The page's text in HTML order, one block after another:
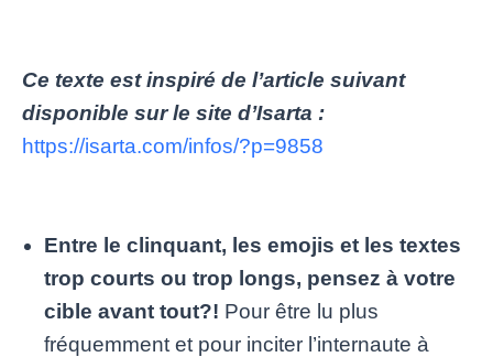
Ce texte est inspiré de l’article suivant
disponible sur le site d’Isarta :
https://isarta.com/infos/?p=9858
Entre le clinquant, les emojis et les textes
trop courts ou trop longs, pensez à votre
cible avant tout?! Pour être lu plus
fréquemment et pour inciter l’internaute à